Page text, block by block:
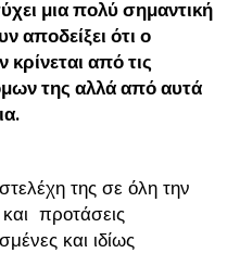
μια πολύ σημαντική
αποδείξει ότι ο
από τις
της αλλά από αυτά
της σε όλη την
προτάσεις
και ιδίως